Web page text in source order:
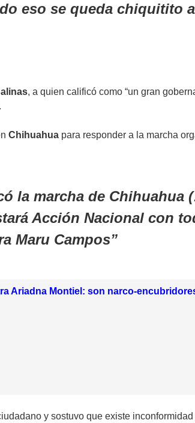
eso se queda chiquitito
, a quien calificó como “un gran
.
Chihuahua para responder a la marcha
la marcha de Chihuahua
Acción Nacional con
Maru Campos
Ariadna Montiel: son narco-
y sostuvo que existe